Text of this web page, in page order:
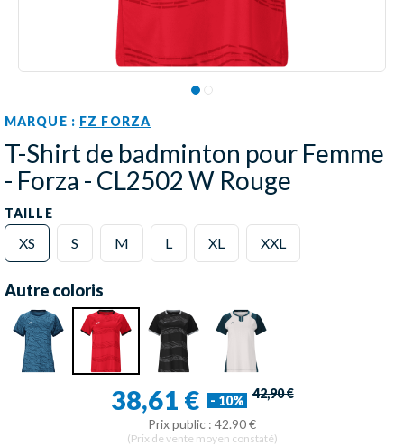
MARQUE : FZ FORZA
T-Shirt de badminton pour Femme
- Forza - CL2502 W Rouge
TAILLE
XS S M L XL XXL
Autre coloris
38,61 € - 10% 42,90 €
Prix public : 42.90 €
(Prix de vente moyen constaté)